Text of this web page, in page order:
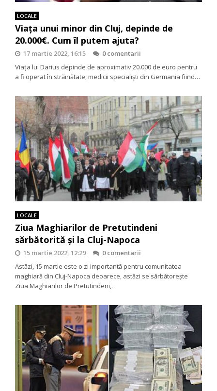
LOCALE
Viața unui minor din Cluj, depinde de
20.000€. Cum îl putem ajuta?
17 martie 2022, 16:15
0 comentarii
Viața lui Darius depinde de aproximativ 20.000 de euro pentru
a fi operat în străinătate, medicii specialiști din Germania fiind…
LOCALE
Ziua Maghiarilor de Pretutindeni
sărbătorită și la Cluj-Napoca
15 martie 2022, 12:29
0 comentarii
Astăzi, 15 martie este o zi importantă pentru comunitatea
maghiară din Cluj-Napoca deoarece, astăzi se sărbătorește
Ziua Maghiarilor de Pretutindeni,…